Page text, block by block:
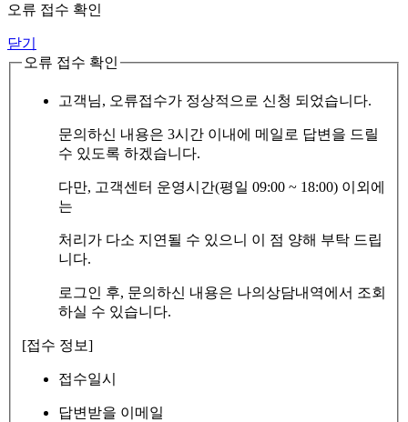
오류 접수 확인
닫기
오류 접수 확인
고객님, 오류접수가 정상적으로 신청 되었습니다.
문의하신 내용은 3시간 이내에 메일로 답변을 드릴
수 있도록 하겠습니다.
다만, 고객센터 운영시간(평일 09:00 ~ 18:00) 이외에
는
처리가 다소 지연될 수 있으니 이 점 양해 부탁 드립
니다.
로그인 후, 문의하신 내용은 나의상담내역에서 조회
하실 수 있습니다.
[접수 정보]
접수일시
답변받을 이메일